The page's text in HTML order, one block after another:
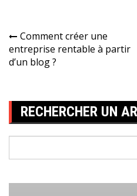
Navigation
de
Comment créer une
entreprise rentable à partir
d’un blog ?
RECHERCHER UN